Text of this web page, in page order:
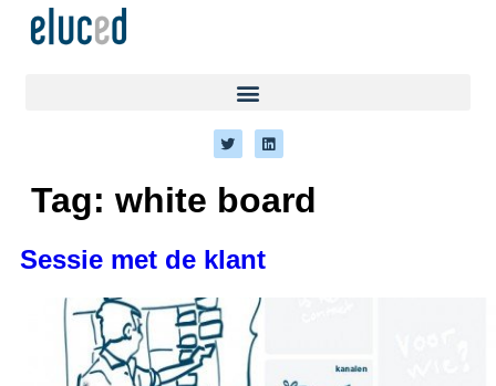
Tag: white board
Sessie met de klant